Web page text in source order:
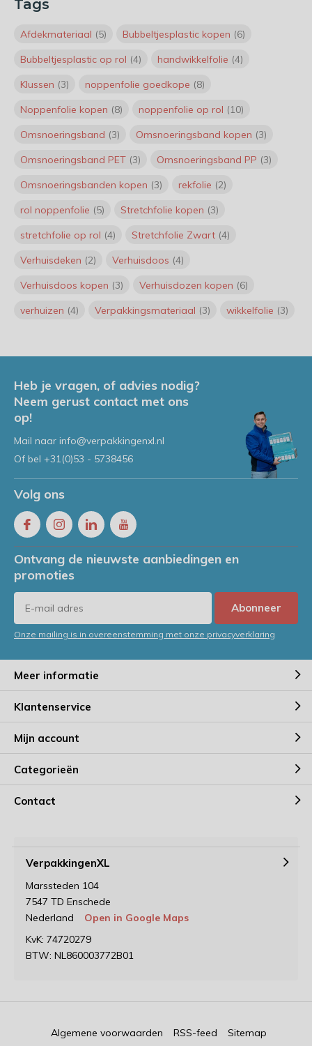
themaverpakking
Lily
Interview Lily van Maanen: Jouw
VerpakkingenXL
Interview met Roderick Klaver:
VerpakkingenXL
Mag een pizzadoos bij het oud
over recycling
Onze luchtkussen enveloppen
zijn nu klaar voor verzending
DoorJeroen
Handwikkelfolie controleren?
Probeer hier onze calculator!
Tags
Afdekmateriaal (5) Bubbeltjesplastic kopen (6)
Bubbeltjesplastic op rol (4) handwikkelfolie (4)
Klussen (3) noppenfolie goedkope (8)
Noppenfolie kopen (8) noppenfolie op rol (10)
Omsnoeringsband (3) Omsnoeringsband kopen (3)
Omsnoeringsband PET (3) Omsnoeringsband PP (3)
Omsnoeringsbanden kopen (3) rekfolie (2)
rol noppenfolie (5) Stretchfolie kopen (3)
stretchfolie op rol (4) Stretchfolie Zwart (4)
Verhuisdeken (2) Verhuisdoos (4)
Verhuisdoos kopen (3) Verhuisdozen kopen (6)
verhuizen (4) Verpakkingsmateriaal (3) wikkelfolie (3)
Heb je vragen, of advies nodig?
Neem gerust contact met ons
op!
Mail naar info@verpakkingenxl.nl
Of bel +31(0)53 - 5738456
Volg ons
Ontvang de nieuwste aanbiedingen en
promoties
Abonneer
Onze mailing is in overeenstemming met onze privacyverklaring
Meer informatie
Klantenservice
Mijn account
Categorieën
Contact
VerpakkingenXL
Marssteden 104
7547 TD Enschede
Nederland
Open in Google Maps
KvK: 74720279
BTW: NL860003772B01
Algemene voorwaarden RSS-feed Sitemap